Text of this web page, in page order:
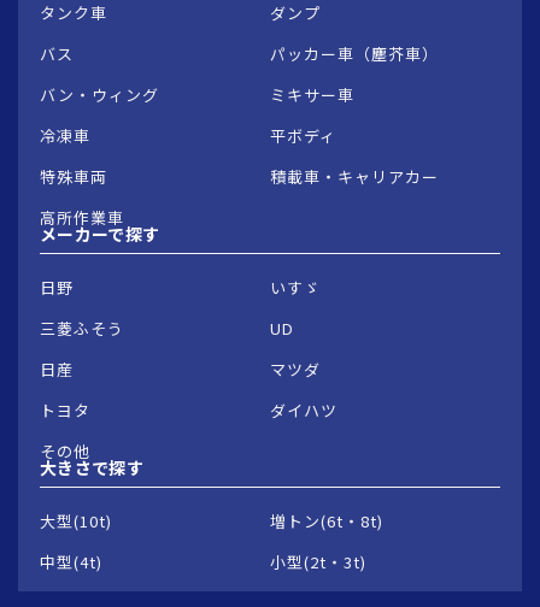
タンク車
ダンプ
バス
パッカー車（塵芥車）
バン・ウィング
ミキサー車
冷凍車
平ボディ
特殊車両
積載車・キャリアカー
高所作業車
メーカーで探す
日野
いすゞ
三菱ふそう
UD
日産
マツダ
トヨタ
ダイハツ
その他
大きさで探す
大型(10t)
増トン(6t・8t)
中型(4t)
小型(2t・3t)